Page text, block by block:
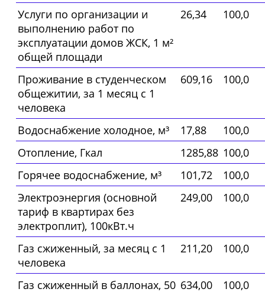
Услуги по организации и
выполнению работ по
эксплуатации домов ЖСК, 1 м²
общей площади
26,34 100,0
Проживание в студенческом
общежитии, за 1 месяц с 1
человека
609,16 100,0
Водоснабжение холодное, м³ 17,88
100,0
Отопление, Гкал
1285,88 100,0
Горячее водоснабжение, м³
101,72
100,0
Электроэнергия (основной
тариф в квартирах без
электроплит), 100кВт.ч
249,00 100,0
Газ сжиженный, за месяц с 1
человека
211,20 100,0
Газ сжиженный в баллонах, 50 634,00 100,0